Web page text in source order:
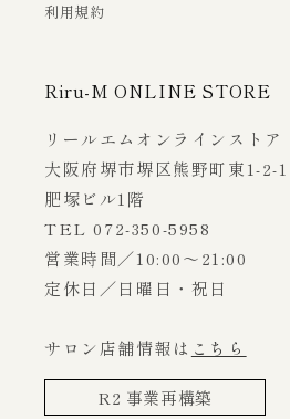
利用規約
Riru-M ONLINE STORE
リールエムオンラインストア
大阪府堺市堺区熊野町東1-2-1
肥塚ビル1階
TEL 072-350-5958
営業時間／10:00～21:00
定休日／日曜日・祝日
サロン店舗情報は こちら
R2 事業再構築